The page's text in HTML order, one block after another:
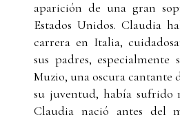
aparición de una gran
Estados Unidos. Claudia
carrera en Italia,
sus padres, especialmente
Muzio, una oscura cantante
su juventud, había sufrido
Claudia nació antes del